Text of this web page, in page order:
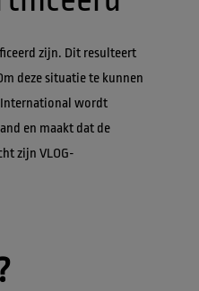
zijn. Dit resulteert
deze situatie te kunnen
International wordt
en maakt dat de
zijn VLOG-